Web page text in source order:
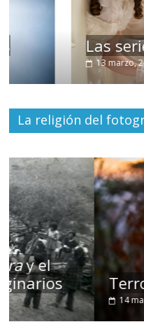
Las series-
13 marzo, 2026 Julio
La religión del
Terror
14 marzo, 2026 Julio